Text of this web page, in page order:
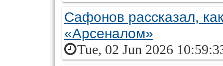
Сафонов рассказал,
«Арсеналом»
Tue, 02 Jun 2026